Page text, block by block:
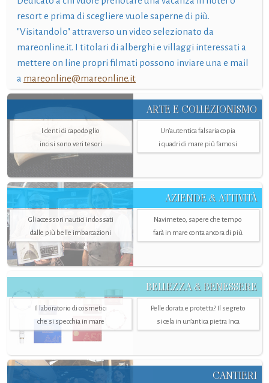
resort e prima di scegliere vuole saperne di più.
"Visitandolo" attraverso un video selezionato da
mareonline.it. I titolari di alberghi e villaggi interessati a
mettere on line propri filmati possono inviare una e mail
a mareonline@mareonline.it
ARTE E COLLEZIONISMO
I denti di capodoglio
incisi sono veri tesori
Un’autentica falsaria copia
i quadri di mare più famosi
AZIENDE & ATTIVITÀ
Gli accessori nautici indossati
dalle più belle imbarcazioni
Navimeteo, sapere che tempo
farà in mare conta ancora di più
BELLEZZA & BENESSERE
Il laboratorio di cosmetici
che si specchia in mare
Pelle dorata e protetta? Il segreto
si cela in un’antica pietra Inca
CANTIERI